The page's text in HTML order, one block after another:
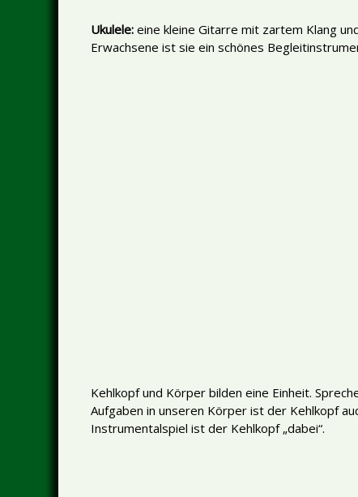
Ukulele: eine kleine Gitarre mit zartem Klang
Erwachsene ist sie ein schönes
Kehlkopf und Körper bilden eine Einheit.
Aufgaben in unseren Körper ist der Kehlkopf
Instrumentalspiel ist der Kehlkopf „dabei“.